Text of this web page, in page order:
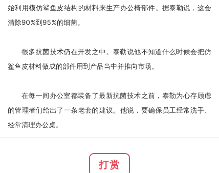
始利用模仿鲨鱼皮结构的材料来生产办公椅部件。据泰勒说，这会
清除90%到95%的细菌。
很多抗菌技术仍在开发之中。泰勒说他不知道什么时候会把仿
鲨鱼皮材料做成的部件用到产品当中并推向市场。
在每一间办公室都装备了最新抗菌技术之前，泰勒为心存顾虑
的管理者们给出了一条老套的建议。他说，要确保员工经常洗手、
经常清理办公桌。
打赏